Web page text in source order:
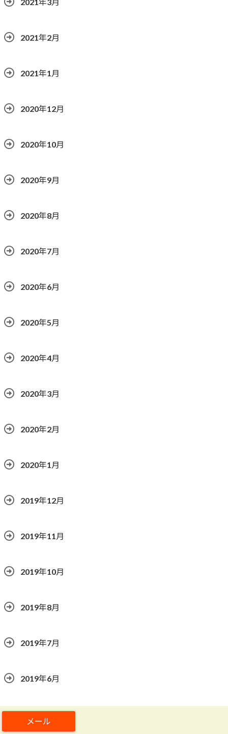
2021年2月
2021年1月
2020年12月
2020年10月
2020年9月
2020年8月
2020年7月
2020年6月
2020年5月
2020年4月
2020年3月
2020年2月
2020年1月
2019年12月
2019年11月
2019年10月
2019年8月
2019年7月
2019年6月
2019年5月